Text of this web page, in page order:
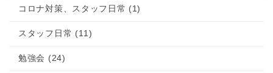
コロナ対策、スタッフ日常 (1)
スタッフ日常 (11)
勉強会 (24)